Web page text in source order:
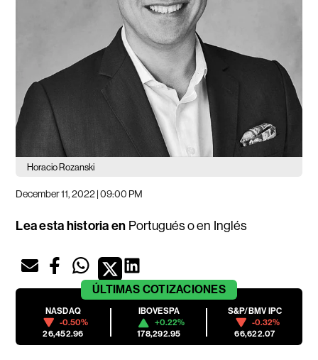
Horacio Rozanski
December 11, 2022 | 09:00 PM
Lea esta historia en Portuguéso en Inglés
ÚLTIMAS COTIZACIONES
NASDAQ
-0.50%
26,452.96
IBOVESPA
+0.22%
178,292.95
S&P/BMV IPC
-0.32%
66,622.07